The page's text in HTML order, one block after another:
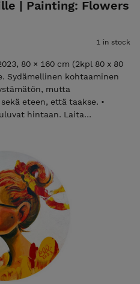
| Painting: Flowers
1 in stock
80 × 160 cm (2kpl 80 x 80
Sydämellinen kohtaaminen
mutta
hintaan. Laita
Experience the heartfelt
• Unframed but ready to
in the price. Please
you would prefer to pick up
Meilahti, Helsinki.